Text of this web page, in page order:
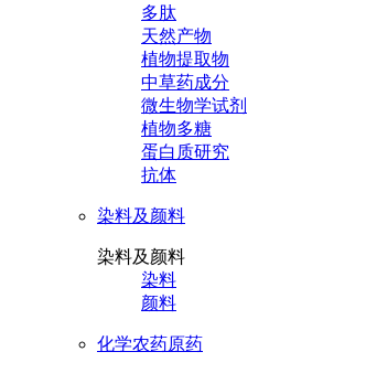
多肽
天然产物
植物提取物
中草药成分
微生物学试剂
植物多糖
蛋白质研究
抗体
染料及颜料
染料及颜料
染料
颜料
化学农药原药